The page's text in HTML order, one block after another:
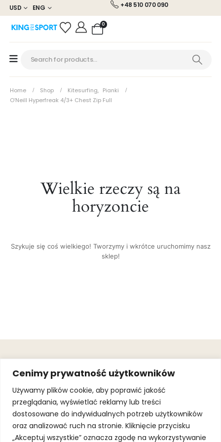
Cenimy prywatność użytkowników
Używamy plików cookie, aby poprawić jakość
przeglądania, wyświetlać reklamy lub treści
dostosowane do indywidualnych potrzeb użytkowników
oraz analizować ruch na stronie. Kliknięcie przycisku
„Akceptuj wszystkie” oznacza zgodę na wykorzystywanie
USD ENG +48 510 070 090
0
Home Shop Kitesurfing, Pianki
O’Neill Hyperfreak 4/3+ Chest Zip Full
Wielkie rzeczy są na
horyzoncie
Szykuje się coś wielkiego! Tworzymy i wkrótce uruchomimy nasz
sklep!
+48 510 070
090
SOLEC 81B LOK.
A66,
WARSZAWA
JOIN OUR
MAILING
By subscribing,
you agree to
ourTerms of
UseandPrivacy
OBSŁUGA
KLIENTA
Gwarancja
.
.